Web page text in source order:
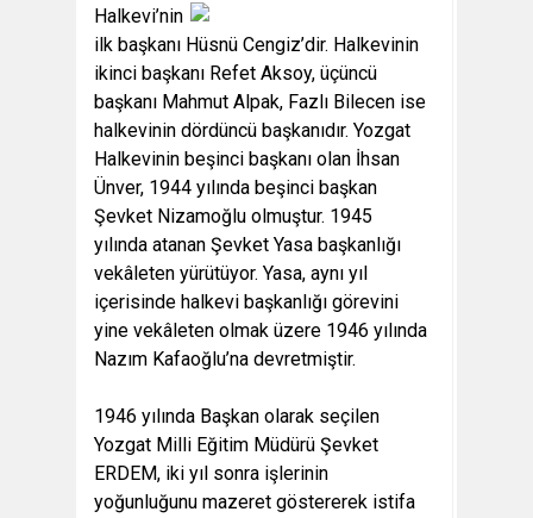
Halkevi’nin
ilk başkanı Hüsnü Cengiz’dir. Halkevinin
ikinci başkanı Refet Aksoy, üçüncü
başkanı Mahmut Alpak, Fazlı Bilecen ise
halkevinin dördüncü başkanıdır. Yozgat
Halkevinin beşinci başkanı olan İhsan
Ünver, 1944 yılında beşinci başkan
Şevket Nizamoğlu olmuştur. 1945
yılında atanan Şevket Yasa başkanlığı
vekâleten yürütüyor. Yasa, aynı yıl
içerisinde halkevi başkanlığı görevini
yine vekâleten olmak üzere 1946 yılında
Nazım Kafaoğlu’na devretmiştir.
1946 yılında Başkan olarak seçilen
Yozgat Milli Eğitim Müdürü Şevket
ERDEM, iki yıl sonra işlerinin
yoğunluğunu mazeret göstererek istifa